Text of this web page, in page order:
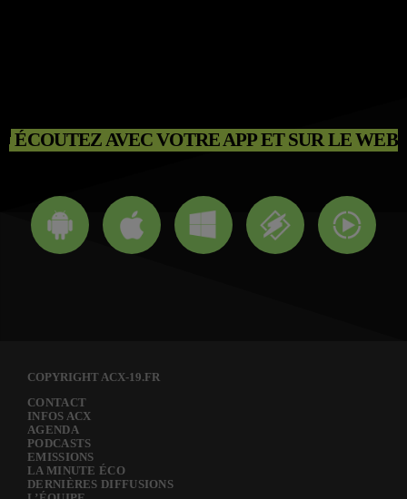
ÉCOUTEZ AVEC VOTRE APP ET SUR LE WEB
COPYRIGHT ACX-19.FR
CONTACT
INFOS ACX
AGENDA
PODCASTS
EMISSIONS
LA MINUTE ÉCO
DERNIÈRES DIFFUSIONS